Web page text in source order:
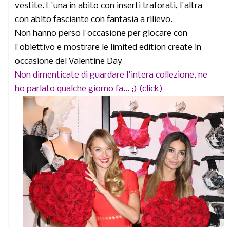
vestite. L'una in abito con inserti traforati, l'altra
con abito fasciante con fantasia a rilievo.
Non hanno perso l'occasione per giocare con
l'obiettivo e mostrare le limited edition create in
occasione del Valentine Day
Non dimenticate di guardare l'intera collezione, ne
ho parlato qualche giorno fa... ;) (click)